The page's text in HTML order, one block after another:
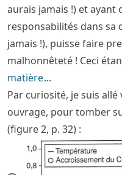
aurais jamais !) et ayant
responsabilités dans sa
jamais !), puisse faire
malhonnêteté ! Ceci
matière...
Par curiosité, je suis
ouvrage, pour tomber
(figure 2, p. 32) :